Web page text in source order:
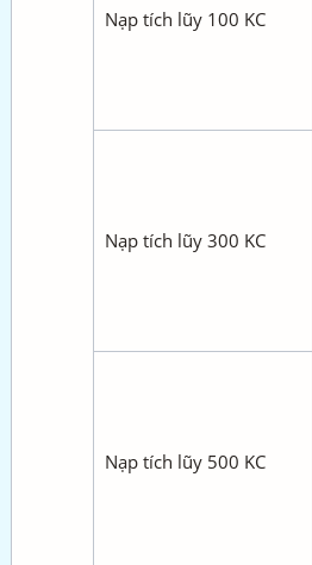
Nạp tích lũy 100 KC
Nạp tích lũy 300 KC
Nạp tích lũy 500 KC